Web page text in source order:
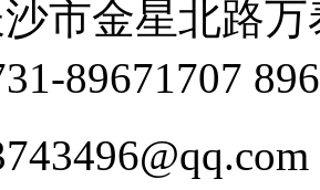
市金星北路万
89671707